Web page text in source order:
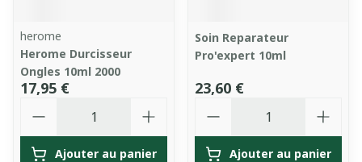
herome
Herome Durcisseur
Ongles 10ml 2000
17,95 €
Ajouter au panier
Soin Reparateur
Pro'expert 10ml
23,60 €
Ajouter au panier